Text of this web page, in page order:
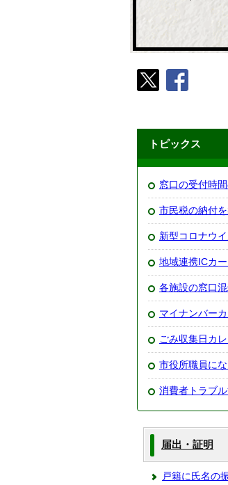
トピックス
窓口の受付時
市民税の納付
新型コロナウ
地域連携ICカ
各施設の窓口
マイナンバー
ごみ収集日カ
市役所職員に
消費者トラブ
届出・証明
戸籍に氏名の